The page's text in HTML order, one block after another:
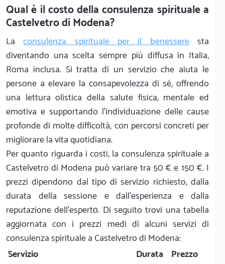
Qual è il costo della consulenza spirituale a
Castelvetro di Modena?
Laconsulenza spirituale per il benesseresta
diventando una scelta sempre più diffusa in Italia,
Roma inclusa. Si tratta di un servizio che aiuta le
persone a elevare la consapevolezza di sé, offrendo
una lettura olistica della salute fisica, mentale ed
emotiva e supportando l’individuazione delle cause
profonde di molte difficoltà, con percorsi concreti per
migliorare la vita quotidiana.
Per quanto riguarda i costi, la consulenza spirituale a
Castelvetro di Modena può variare tra 50 € e 150 €. I
prezzi dipendono dal tipo di servizio richiesto, dalla
durata della sessione e dall’esperienza e dalla
reputazione dell’espertо. Di seguito trovi una tabella
aggiornata con i prezzi medi di alcuni servizi di
consulenza spirituale a Castelvetro di Modena:
Servizio
Durata Prezzo